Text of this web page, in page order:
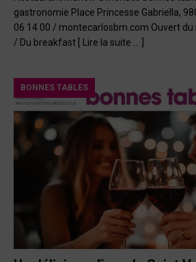
gastronomie Place Princesse Gabriella,
06 14 00 / montecarlosbm.com Ouvert
/ Du breakfast
[ Lire la suite … ]
BONNES TABLES